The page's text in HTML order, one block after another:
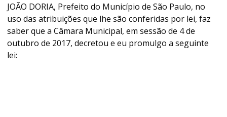
JOÃO DORIA, Prefeito do Município de São Paulo, no
uso das atribuições que lhe são conferidas por lei, faz
saber que a Câmara Municipal, em sessão de 4 de
outubro de 2017, decretou e eu promulgo a seguinte
lei: